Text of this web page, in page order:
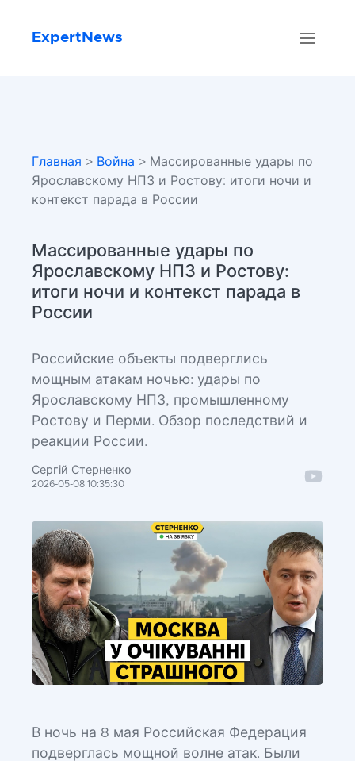
ExpertNews
Главная > Война > Массированные удары по
Ярославскому НПЗ и Ростову: итоги ночи и
контекст парада в России
Массированные удары по
Ярославскому НПЗ и Ростову:
итоги ночи и контекст парада в
России
Российские объекты подверглись
мощным атакам ночью: удары по
Ярославскому НПЗ, промышленному
Ростову и Перми. Обзор последствий и
реакции России.
Сергій Стерненко
2026-05-08 10:35:30
В ночь на 8 мая Российская Федерация
подверглась мощной волне атак. Были